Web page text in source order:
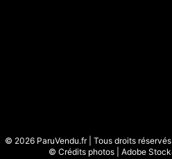
© 2026 ParuVendu.fr | Tous droits réservés
© Crédits photos | Adobe Stock